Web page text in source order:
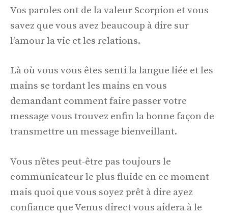
Vos paroles ont de la valeur Scorpion et vous
savez que vous avez beaucoup à dire sur
l’amour la vie et les relations.
Là où vous vous êtes senti la langue liée et les
mains se tordant les mains en vous
demandant comment faire passer votre
message vous trouvez enfin la bonne façon de
transmettre un message bienveillant.
Vous n’êtes peut-être pas toujours le
communicateur le plus fluide en ce moment
mais quoi que vous soyez prêt à dire ayez
confiance que Venus direct vous aidera à le